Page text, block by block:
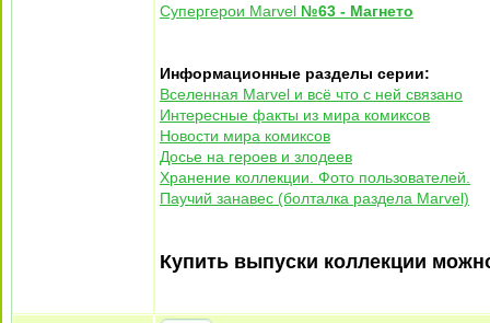
Супергерои Marvel №63 - Магнето
Информационные разделы серии:
Вселенная Marvel и всё что с ней связано
Интересные факты из мира комиксов
Новости мира комиксов
Досье на героев и злодеев
Хранение коллекции. Фото пользователей.
Паучий занавес (болталка раздела Marvel)
Купить выпуски коллекции